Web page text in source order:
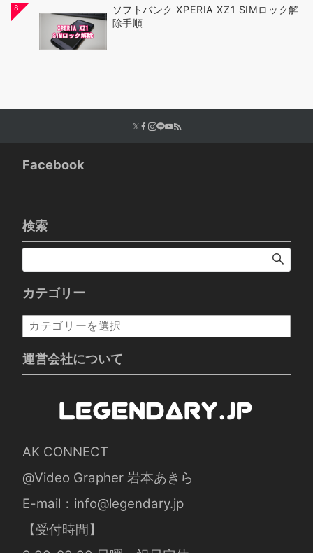
8
ソフトバンク XPERIA XZ1 SIMロック解
除手順
Facebook
検索
カテゴリー
カ
テ
ゴ
リ
運営会社について
AK CONNECT
@Video Grapher 岩本あきら
E-mail： info@legendary.jp
【受付時間】